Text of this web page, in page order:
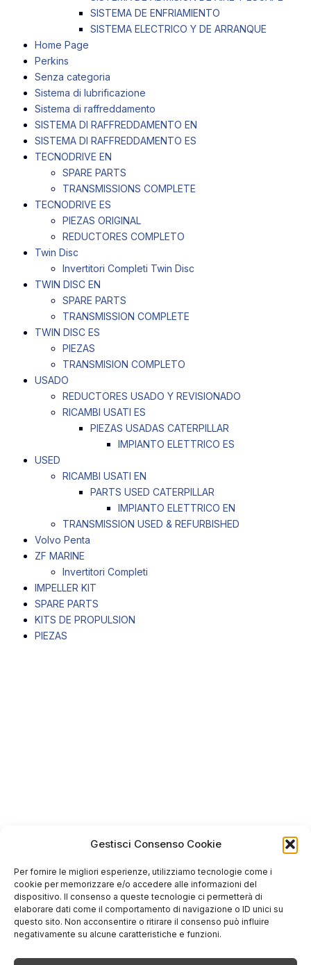
Gestisci Consenso Cookie
Per fornire le migliori esperienze, utilizziamo tecnologie come i
cookie per memorizzare e/o accedere alle informazioni del
dispositivo. Il consenso a queste tecnologie ci permetterà di
elaborare dati come il comportamento di navigazione o ID unici su
questo sito. Non acconsentire o ritirare il consenso può influire
negativamente su alcune caratteristiche e funzioni.
SISTEMA DE ENFRIAMIENTO
SISTEMA ELECTRICO Y DE ARRANQUE
Home Page
Perkins
Senza categoria
Sistema di lubrificazione
Sistema di raffreddamento
SISTEMA DI RAFFREDDAMENTO EN
SISTEMA DI RAFFREDDAMENTO ES
TECNODRIVE EN
SPARE PARTS
TRANSMISSIONS COMPLETE
TECNODRIVE ES
PIEZAS ORIGINAL
REDUCTORES COMPLETO
Twin Disc
Invertitori Completi Twin Disc
TWIN DISC EN
SPARE PARTS
TRANSMISSION COMPLETE
TWIN DISC ES
PIEZAS
TRANSMISION COMPLETO
USADO
REDUCTORES USADO Y REVISIONADO
RICAMBI USATI ES
PIEZAS USADAS CATERPILLAR
IMPIANTO ELETTRICO ES
USED
RICAMBI USATI EN
PARTS USED CATERPILLAR
IMPIANTO ELETTRICO EN
TRANSMISSION USED & REFURBISHED
Volvo Penta
ZF MARINE
Invertitori Completi
IMPELLER KIT
SPARE PARTS
KITS DE PROPULSION
PIEZAS